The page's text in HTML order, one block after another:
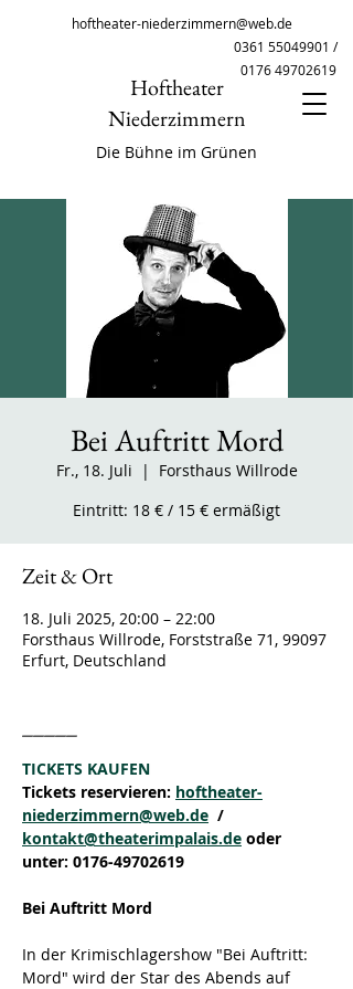
hoftheater-niederzimmern@web.de
Hoftheater
Niederzimmern
0361 55049901 /
0176 49702619
Die Bühne im Grünen
Bei Auftritt Mord
Fr., 18. Juli
  |
Forsthaus Willrode
Eintritt: 18 € / 15 € ermäßigt
Zeit & Ort
18. Juli 2025, 20:00 – 22:00
Forsthaus Willrode, Forststraße 71, 99097
Erfurt, Deutschland
TICKETS KAUFEN
Tickets reservieren: hoftheater-
niederzimmern@web.de
  /
kontakt@theaterimpalais.de oder
unter: 0176-49702619
Bei Auftritt Mord
In der Krimischlagershow "Bei Auftritt:
Mord" wird der Star des Abends auf